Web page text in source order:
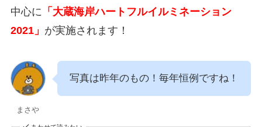
中心に 「大蔵海岸ハートフルイルミネーション
2021」 が実施されます！
まさや
写真は昨年のもの！毎年恒例ですね！